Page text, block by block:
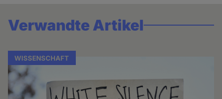
Verwandte Artikel
WISSENSCHAFT